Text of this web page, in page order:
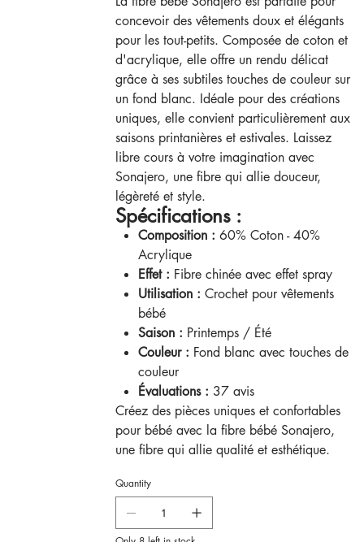
concevoir des vêtements doux et élégants
pour les tout-petits. Composée de coton et
d'acrylique, elle offre un rendu délicat
grâce à ses subtiles touches de couleur sur
un fond blanc. Idéale pour des créations
uniques, elle convient particulièrement aux
saisons printanières et estivales. Laissez
libre cours à votre imagination avec
Sonajero, une fibre qui allie douceur,
légèreté et style.
Spécifications :
Composition : 60% Coton - 40%
Acrylique
Effet : Fibre chinée avec effet spray
Utilisation : Crochet pour vêtements
bébé
Saison : Printemps / Été
Couleur : Fond blanc avec touches de
couleur
Évaluations : 37 avis
Créez des pièces uniques et confortables
pour bébé avec la fibre bébé Sonajero,
une fibre qui allie qualité et esthétique.
Quantity